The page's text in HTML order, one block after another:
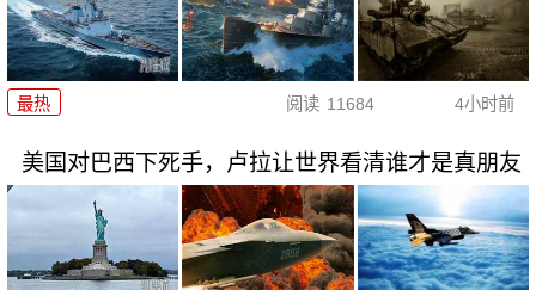
最热 阅读 11684 4小时前
美国对巴西下死手，卢拉让世界看清谁才是真朋友